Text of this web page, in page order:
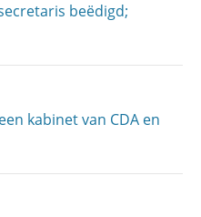
beëdigd;
kabinet van CDA en